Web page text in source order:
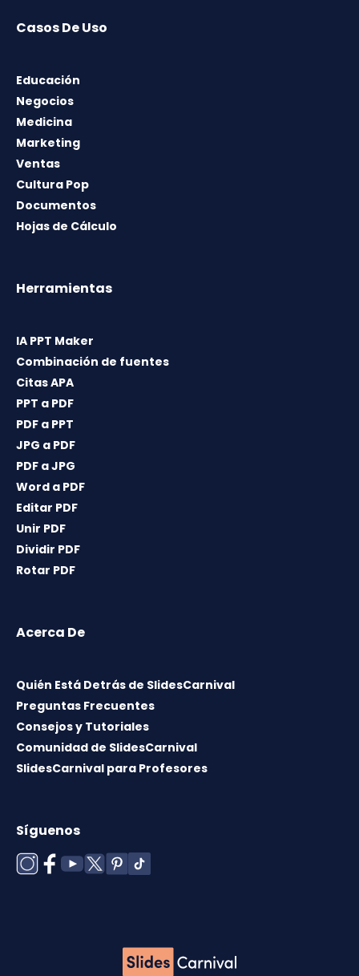
Casos De Uso
Educación
Negocios
Medicina
Marketing
Ventas
Cultura Pop
Documentos
Hojas de Cálculo
Herramientas
IA PPT Maker
Combinación de fuentes
Citas APA
PPT a PDF
PDF a PPT
JPG a PDF
PDF a JPG
Word a PDF
Editar PDF
Unir PDF
Dividir PDF
Rotar PDF
Acerca De
Quién Está Detrás de SlidesCarnival
Preguntas Frecuentes
Consejos y Tutoriales
Comunidad de SlidesCarnival
SlidesCarnival para Profesores
Síguenos